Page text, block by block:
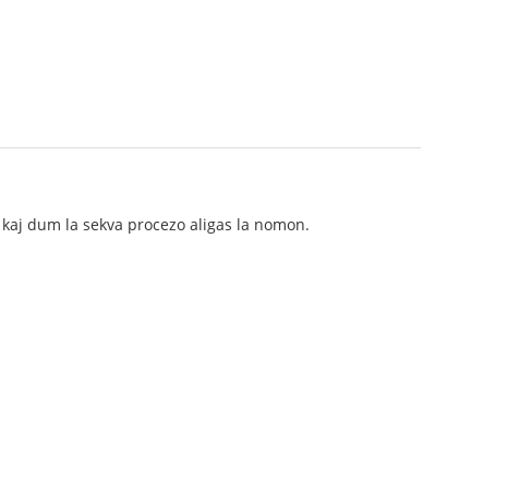
dum la sekva procezo aligas la nomon.